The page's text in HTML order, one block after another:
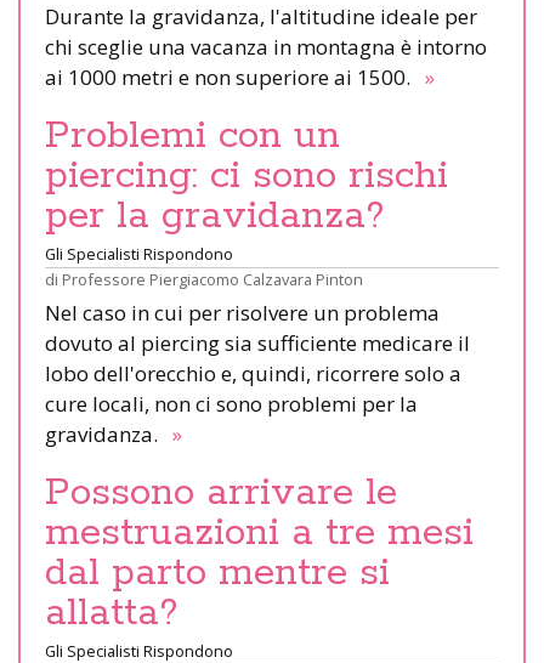
Durante la gravidanza, l'altitudine ideale per
chi sceglie una vacanza in montagna è intorno
ai 1000 metri e non superiore ai 1500. »
Problemi con un
piercing: ci sono rischi
per la gravidanza?
Gli Specialisti Rispondono
di Professore Piergiacomo Calzavara Pinton
Nel caso in cui per risolvere un problema
dovuto al piercing sia sufficiente medicare il
lobo dell'orecchio e, quindi, ricorrere solo a
cure locali, non ci sono problemi per la
gravidanza. »
Possono arrivare le
mestruazioni a tre mesi
dal parto mentre si
allatta?
Gli Specialisti Rispondono